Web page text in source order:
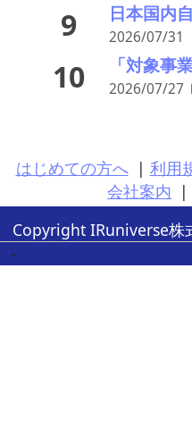
9 2026/07/31
10 2026/07/27
はじめての方へ | 利用
会社案内 |
Copyright IRuniverse株
-